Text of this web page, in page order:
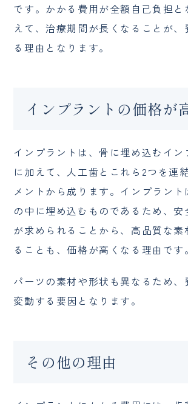
です。かかる費用が全額自己負担と
えて、治療期間が長くなることが、
る理由となります。
インプラントの価格が
インプラントは、骨に埋め込むイン
に加えて、人工歯とこれら2つを連
メントから成ります。インプラント
の中に埋め込むものであるため、安
が求められることから、高品質な素
ることも、価格が高くなる理由です。
パーツの素材や形状も異なるため、
変動する要因となります。
その他の理由